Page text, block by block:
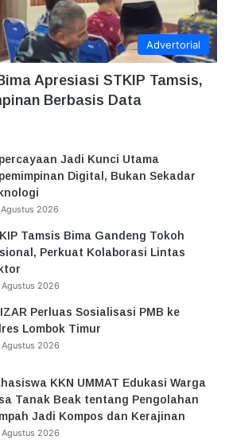
Advertorial
Apresiasi STKIP Tamsis,
Berbasis Data
Jadi Kunci Utama
Digital, Bukan Sekadar
2026
Tamsis Bima Gandeng Tokoh
Perkuat Kolaborasi Lintas
2026
Perluas Sosialisasi PMB ke
Lombok Timur
2026
KKN UMMAT Edukasi Warga
Tanak Beak tentang Pengolahan
Jadi Kompos dan Kerajinan
2026